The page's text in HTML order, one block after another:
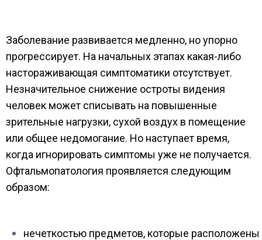
Заболевание развивается медленно, но упорно
прогрессирует. На начальных этапах какая-либо
настораживающая симптоматики отсутствует.
Незначительное снижение остроты видения
человек может списывать на повышенные
зрительные нагрузки, сухой воздух в помещение
или общее недомогание. Но наступает время,
когда игнорировать симптомы уже не получается.
Офтальмопатология проявляется следующим
образом:
нечеткостью предметов, которые расположены